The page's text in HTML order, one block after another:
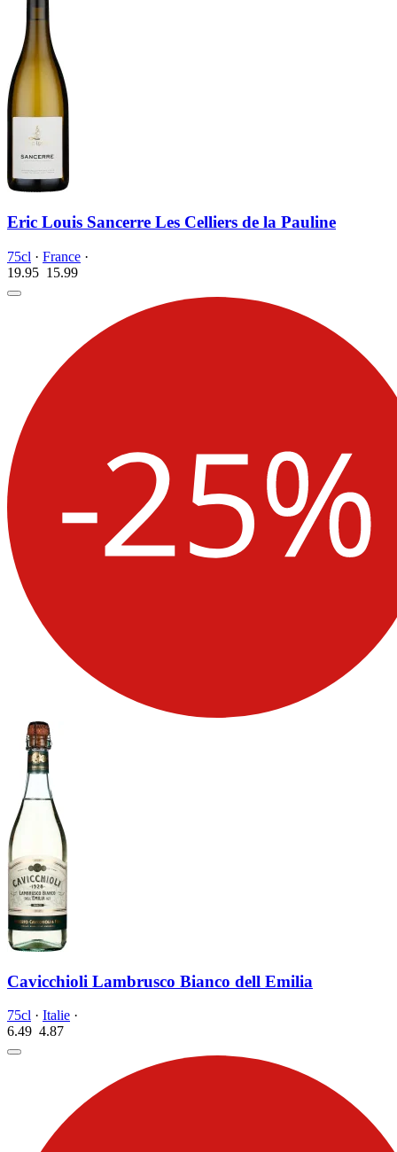
Eric Louis Sancerre Les Celliers de la Pauline
75cl · France ·
19.95 15.99
Cavicchioli Lambrusco Bianco dell Emilia
75cl · Italie ·
6.49 4.87